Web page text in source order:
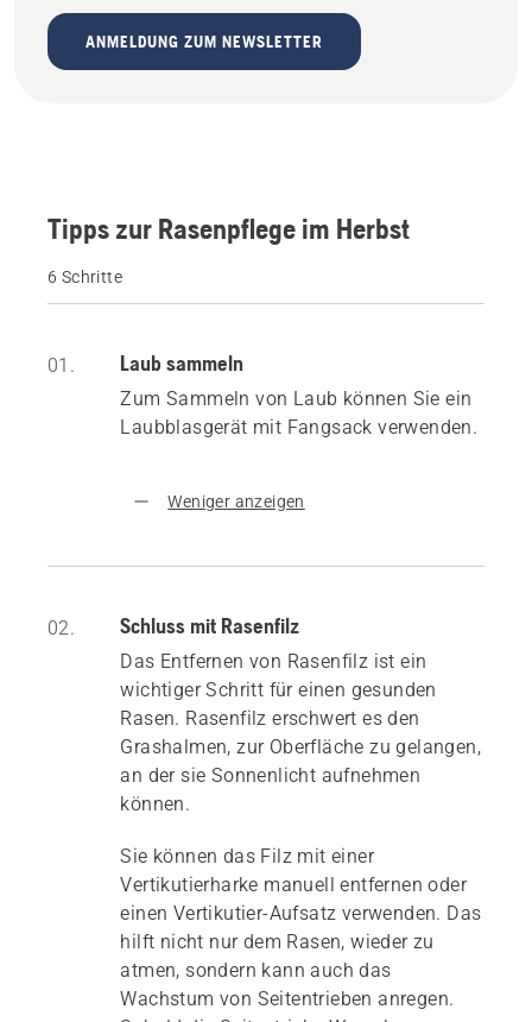
ANMELDUNG ZUM NEWSLETTER
Tipps zur Rasenpflege im Herbst
6 Schritte
01. Laub sammeln
Zum Sammeln von Laub können Sie ein
Laubblasgerät mit Fangsack verwenden.
Weniger anzeigen
02. Schluss mit Rasenfilz
Das Entfernen von Rasenfilz ist ein
wichtiger Schritt für einen gesunden
Rasen. Rasenfilz erschwert es den
Grashalmen, zur Oberfläche zu gelangen,
an der sie Sonnenlicht aufnehmen
können.
Sie können das Filz mit einer
Vertikutierharke manuell entfernen oder
einen Vertikutier-Aufsatz verwenden. Das
hilft nicht nur dem Rasen, wieder zu
atmen, sondern kann auch das
Wachstum von Seitentrieben anregen.